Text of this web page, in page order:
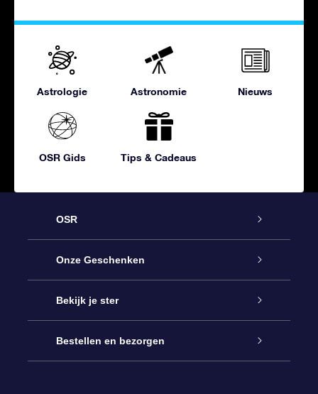
Astrologie Astronomie Nieuws
OSR Gids Tips & Cadeaus
OSR
Service
Contact
Blog
Onze Geschenken
Online Star Gift
OSR Cadeaupakket
Bekijk je ster
Sterrenregister
Bestellen en bezorgen